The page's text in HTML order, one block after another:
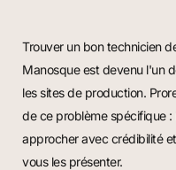
Trouver un bon technicien
Manosque est devenu l'un
les sites de production.
de ce problème spécifique :
approcher avec crédibilité
vous les présenter.